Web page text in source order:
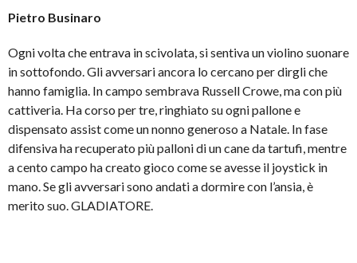
Pietro Businaro
Ogni volta che entrava in scivolata, si sentiva un violino suonare
in sottofondo. Gli avversari ancora lo cercano per dirgli che
hanno famiglia. In campo sembrava Russell Crowe, ma con più
cattiveria. Ha corso per tre, ringhiato su ogni pallone e
dispensato assist come un nonno generoso a Natale. In fase
difensiva ha recuperato più palloni di un cane da tartufi, mentre
a cento campo ha creato gioco come se avesse il joystick in
mano. Se gli avversari sono andati a dormire con l’ansia, è
merito suo. GLADIATORE.